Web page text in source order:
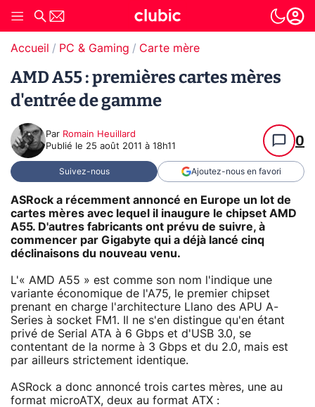
Accueil PC & Gaming Carte mère
AMD A55 : premières cartes mères
d'entrée de gamme
Par Romain Heuillard
Publié le 25 août 2011 à 18h11 0
Suivez-nous Ajoutez-nous en favori
ASRock a récemment annoncé en Europe un lot de
cartes mères avec lequel il inaugure le chipset AMD
A55. D'autres fabricants ont prévu de suivre, à
commencer par Gigabyte qui a déjà lancé cinq
déclinaisons du nouveau venu.
L'« AMD A55 » est comme son nom l'indique une
variante économique de l'A75, le premier chipset
prenant en charge l'architecture Llano des APU A-
Series à socket FM1. Il ne s'en distingue qu'en étant
privé de Serial ATA à 6 Gbps et d'USB 3.0, se
contentant de la norme à 3 Gbps et du 2.0, mais est
par ailleurs strictement identique.
ASRock a donc annoncé trois cartes mères, une au
format microATX, deux au format ATX :